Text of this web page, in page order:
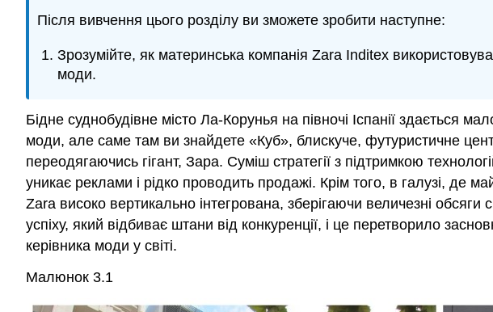
Після вивчення цього розділу ви зможете зробити наступне:
Зрозумійте, як материнська компанія Zara Inditex
моди.
Бідне суднобудівне місто Ла-Корунья на півночі Іспанії здається
моди, але саме там ви знайдете «Куб», блискуче, футуристичне
переодягаючись гігант, Зара. Суміш стратегії з підтримкою
уникає реклами і рідко проводить продажі. Крім того, в галузі, де
Zara високо вертикально інтегрована, зберігаючи величезні
успіху, який відбиває штани від конкуренції, і це перетворило
керівника моди у світі.
Малюнок 3.1